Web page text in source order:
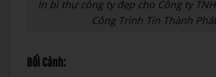
In bì thư công ty đẹp cho Công ty
Công Trình Tín Thành Phát
Bối Cảnh: